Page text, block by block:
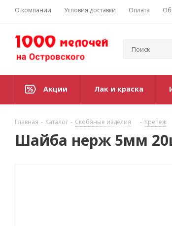
О компании Условия доставки Оплата
Акции Лак и краска
Главная - Каталог - Скобяные изделия - Крепеж
Шайба нерж 5мм